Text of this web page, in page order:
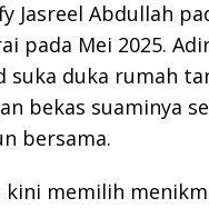
Jasreel Abdullah
pada Mei 2025.
suka duka rumah
bekas suaminya
bersama.
kini memilih